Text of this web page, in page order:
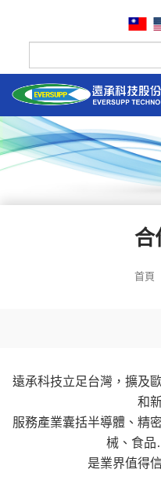
合
首頁
遠承科技立足台灣，擴及
和
服務產業囊括半導體、精
械、食品
是業界值得